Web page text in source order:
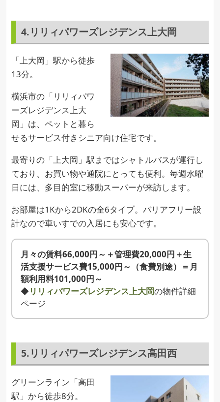
4.リリィパワーズレジデンス上大岡
「上大岡」駅から徒歩
13分。
横浜市の「リリィパワ
ーズレジデンス上大
岡」は、ペットと暮ら
せるサービス付きシニア向け住宅です。
最寄りの「上大岡」駅まではシャトルバスが運行し
ており、お買い物や通院にとっても便利。毎週水曜
日には、多目的室に移動スーパーが来訪します。
お部屋は1Kから2DKの全6タイプ。バリアフリー設
計なので車いすでの入居にも安心です。
月々の賃料66,000円～＋管理費20,000円＋生
活支援サービス費15,000円～（食費別途）＝月
額利用料101,000円～
◆リリィパワーズレジデンス上大岡の物件詳細
ページ
5.リリィパワーズレジデンス高田西
グリーンライン「高田
駅」から徒歩8分。